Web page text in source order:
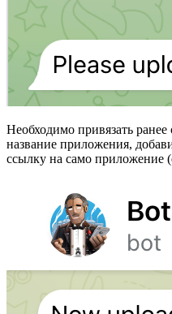
Необходимо привязать ранее
название приложения,
ссылку на само приложение